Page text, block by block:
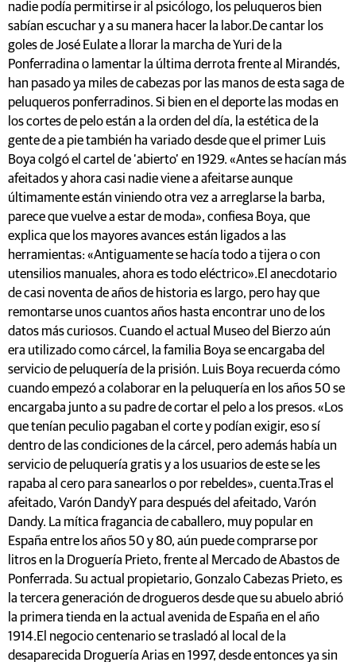
nadie podía permitirse ir al psicólogo, los peluqueros bien
sabían escuchar y a su manera hacer la labor.De cantar los
goles de José Eulate a llorar la marcha de Yuri de la
Ponferradina o lamentar la última derrota frente al Mirandés,
han pasado ya miles de cabezas por las manos de esta saga de
peluqueros ponferradinos. Si bien en el deporte las modas en
los cortes de pelo están a la orden del día, la estética de la
gente de a pie también ha variado desde que el primer Luis
Boya colgó el cartel de ‘abierto’ en 1929. «Antes se hacían más
afeitados y ahora casi nadie viene a afeitarse aunque
últimamente están viniendo otra vez a arreglarse la barba,
parece que vuelve a estar de moda», confiesa Boya, que
explica que los mayores avances están ligados a las
herramientas: «Antiguamente se hacía todo a tijera o con
utensilios manuales, ahora es todo eléctrico».El anecdotario
de casi noventa de años de historia es largo, pero hay que
remontarse unos cuantos años hasta encontrar uno de los
datos más curiosos. Cuando el actual Museo del Bierzo aún
era utilizado como cárcel, la familia Boya se encargaba del
servicio de peluquería de la prisión. Luis Boya recuerda cómo
cuando empezó a colaborar en la peluquería en los años 50 se
encargaba junto a su padre de cortar el pelo a los presos. «Los
que tenían peculio pagaban el corte y podían exigir, eso sí
dentro de las condiciones de la cárcel, pero además había un
servicio de peluquería gratis y a los usuarios de este se les
rapaba al cero para sanearlos o por rebeldes», cuenta.Tras el
afeitado, Varón DandyY para después del afeitado, Varón
Dandy. La mítica fragancia de caballero, muy popular en
España entre los años 50 y 80, aún puede comprarse por
litros en la Droguería Prieto, frente al Mercado de Abastos de
Ponferrada. Su actual propietario, Gonzalo Cabezas Prieto, es
la tercera generación de drogueros desde que su abuelo abrió
la primera tienda en la actual avenida de España en el año
1914.El negocio centenario se trasladó al local de la
desaparecida Droguería Arias en 1997, desde entonces ya sin